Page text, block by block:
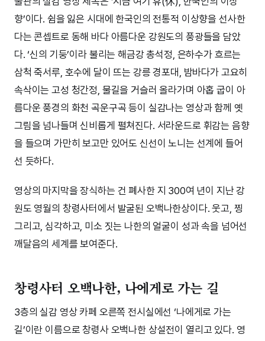
향’이다. 쉼을 잃은 시대에 한국인의 전통적 이상향을 선사한
다는 콘셉트로 동해 바다 아름다운 강원도의 풍광들을 담았
다. ‘신의 기둥’이라 불리는 해금강 총석정, 은하수가 흐르는
삼척 죽서루, 호수에 달이 뜨는 강릉 경포대, 밤바다가 고요히
속삭이는 고성 청간정, 물길을 거슬러 올라가며 아홉 굽이 아
름다운 풍경의 화천 곡운구곡 등이 실감나는 영상과 함께 옛
그림을 넘나들며 신비롭게 펼쳐진다. 서라운드로 휘감는 음향
을 들으며 가만히 보고만 있어도 신선이 노니는 선계에 들어
선 듯하다.
영상의 마지막을 장식하는 건 폐사한 지 300여 년이 지난 강
원도 영월의 창령사터에서 발굴된 오백나한상이다. 웃고, 찡
그리고, 심각하고, 미소 짓는 나한의 얼굴이 성과 속을 넘어선
깨달음의 세계를 보여준다.
창령사터 오백나한, 나에게로 가는 길
3층의 실감 영상 카페 오른쪽 전시실에선 ‘나에게로 가는
길’이란 이름으로 창령사 오백나한 상설전이 열리고 있다. 영